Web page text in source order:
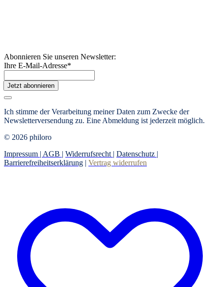
Abonnieren Sie unseren Newsletter:
Ihre E-Mail-Adresse*
Jetzt abonnieren
Ich stimme der Verarbeitung meiner Daten zum Zwecke der
Newsletterversendung zu. Eine Abmeldung ist jederzeit möglich.
© 2026 philoro
Impressum | AGB | Widerrufsrecht | Datenschutz |
Barrierefreiheitserklärung | Vertrag widerrufen